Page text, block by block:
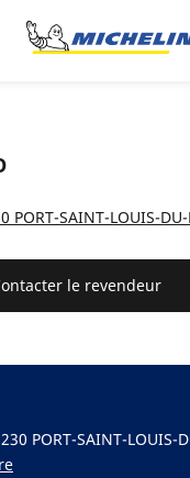
PORT-SAINT-LOUIS-DU-
le revendeur
PORT-SAINT-LOUIS-